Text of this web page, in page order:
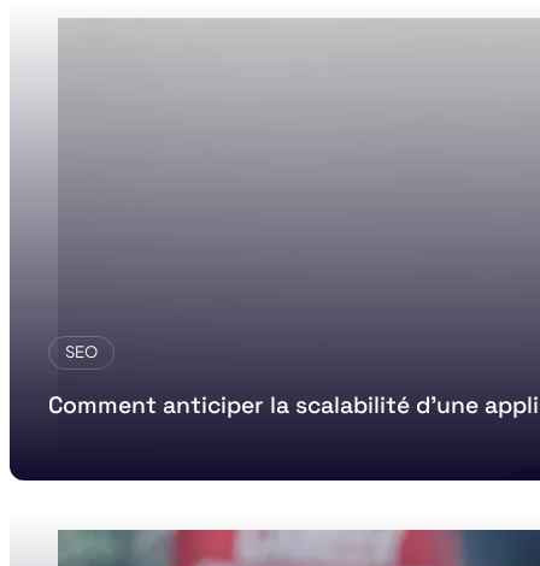
SEO
Comment anticiper la scalabilité d’une